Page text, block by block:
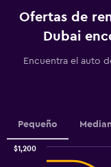
The
chart
1
Range:
0
to
Ofertas de
Dubai
Encuentra el auto
Pequeño
Combination
$1,200